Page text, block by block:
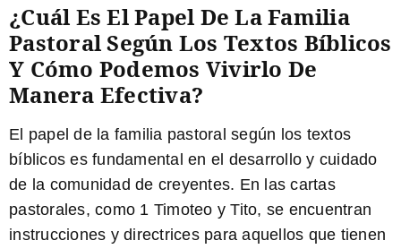
¿Cuál Es El Papel De La Familia
Pastoral Según Los Textos Bíblicos
Y Cómo Podemos Vivirlo De
Manera Efectiva?
El papel de la familia pastoral según los textos
bíblicos es fundamental en el desarrollo y cuidado
de la comunidad de creyentes. En las cartas
pastorales, como 1 Timoteo y Tito, se encuentran
instrucciones y directrices para aquellos que tienen